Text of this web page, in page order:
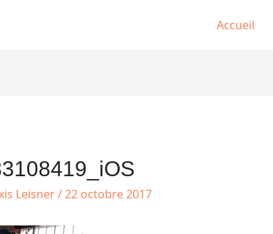
Accueil
Leisner/22 octobre 2017